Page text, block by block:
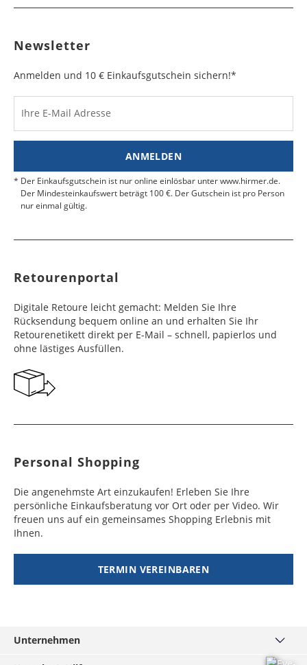
Newsletter
Anmelden und 10 € Einkaufsgutschein sichern!*
Ihre E-Mail Adresse
ANMELDEN
Der Einkaufsgutschein ist nur online einlösbar unter www.hirmer.de.
Der Mindesteinkaufswert beträgt 100 €. Der Gutschein ist pro Person
nur einmal gültig.
Retourenportal
Digitale Retoure leicht gemacht: Melden Sie Ihre
Rücksendung bequem online an und erhalten Sie Ihr
Retourenetikett direkt per E-Mail – schnell, papierlos und
ohne lästiges Ausfüllen.
Personal Shopping
Die angenehmste Art einzukaufen! Erleben Sie Ihre
persönliche Einkaufsberatung vor Ort oder per Video. Wir
freuen uns auf ein gemeinsames Shopping Erlebnis mit
Ihnen.
TERMIN VEREINBAREN
Unternehmen